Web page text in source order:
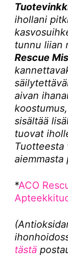
ihollani
tunnu liian
Rescue
aivan
sisältää
tuovat
Tuotteesta
aiemmasta
*ACO
tästä